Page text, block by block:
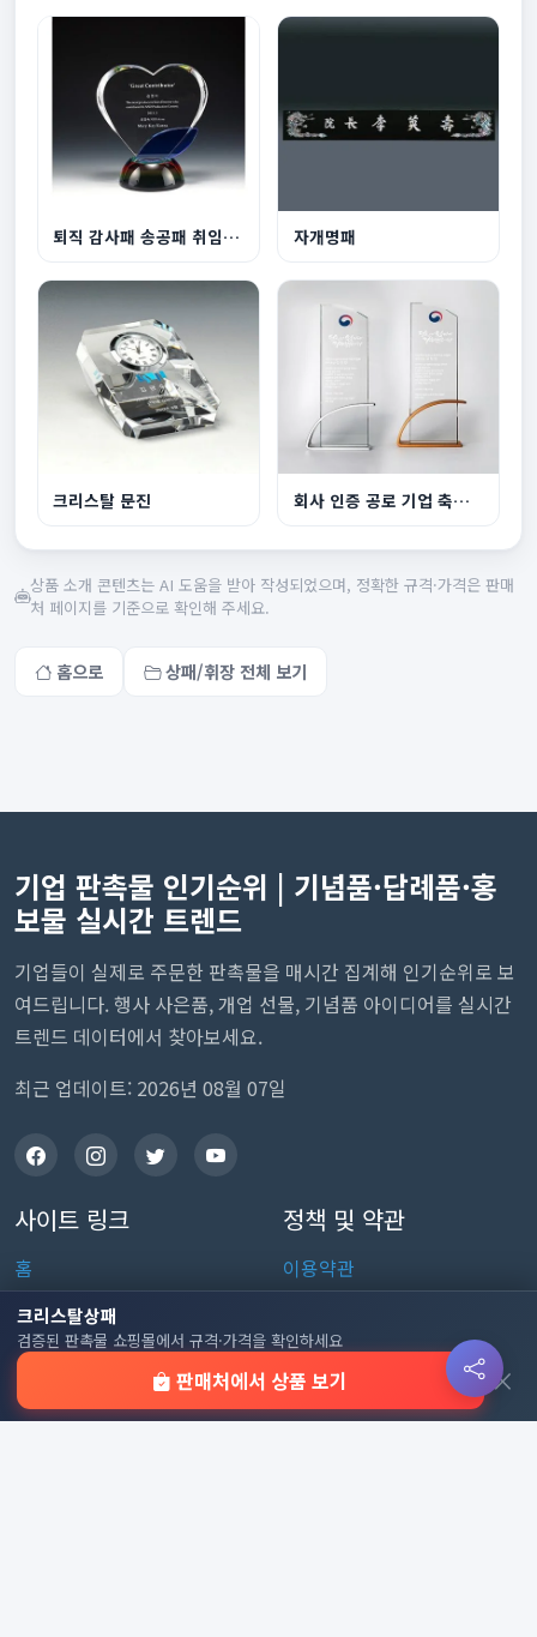
퇴직 감사패 송공패 취임 퇴임 재직기념패 자개명패
크리스탈 문진 회사 인증 공로 기업 축하패 ART415
상품 소개 콘텐츠는 AI 도움을 받아 작성되었으며, 정확한 규격·가격은 판매
처 페이지를 기준으로 확인해 주세요.
홈으로 상패/휘장 전체 보기
크리스탈상패
검증된 판촉물 쇼핑몰에서 규격·가격을 확인하세요
판매처에서 상품 보기 ×
기업 판촉물 인기순위 | 기념품·답례품·홍
보물 실시간 트렌드
기업들이 실제로 주문한 판촉물을 매시간 집계해 인기순위로 보
여드립니다. 행사 사은품, 개업 선물, 기념품 아이디어를 실시간
트렌드 데이터에서 찾아보세요.
최근 업데이트: 2026년 08월 07일
사이트 링크
홈
판촉물 인기 순위
전체 카테고리
자주 묻는 질문
정책 및 약관
이용약관
쿠키 정책